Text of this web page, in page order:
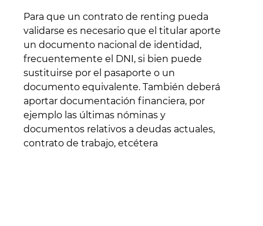
Para que un contrato de renting pueda
validarse es necesario que el titular aporte
un documento nacional de identidad,
frecuentemente el DNI, si bien puede
sustituirse por el pasaporte o un
documento equivalente. También deberá
aportar documentación financiera, por
ejemplo las últimas nóminas y
documentos relativos a deudas actuales,
contrato de trabajo, etcétera